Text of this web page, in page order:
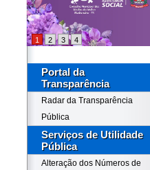
1 2 3 4
Portal da
Transparência
Radar da Transparência
Pública
Serviços de Utilidade
Pública
Alteração dos Números de